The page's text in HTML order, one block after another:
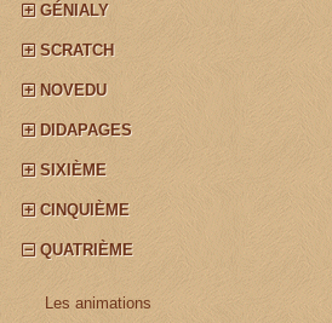
GÉNIALY
SCRATCH
NOVEDU
DIDAPAGES
SIXIÈME
CINQUIÈME
QUATRIÈME
Les animations